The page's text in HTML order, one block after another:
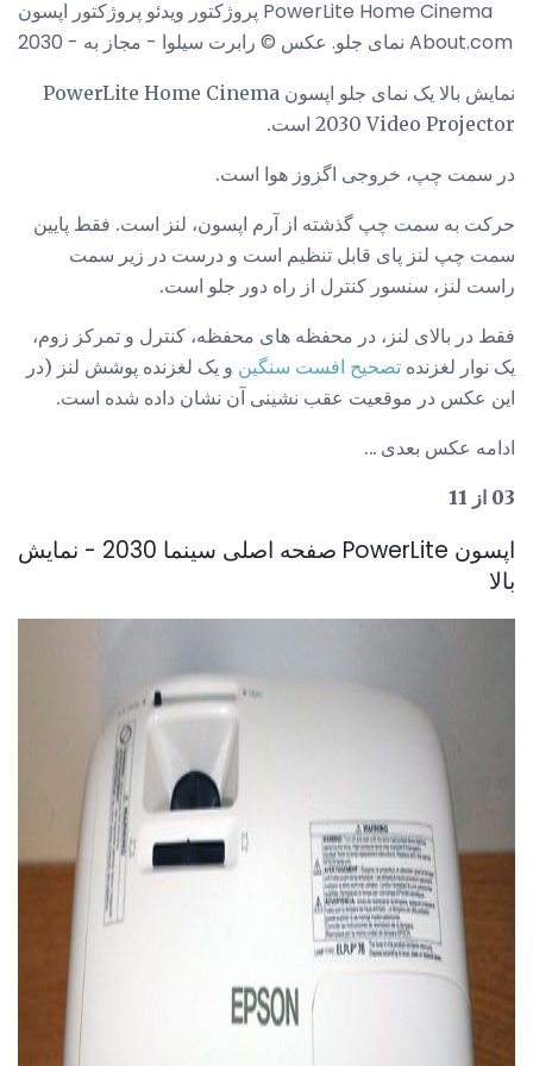
پروژکتور ویدئو پروژکتور اپسون PowerLite Home Cinema
2030 - نمای جلو. عکس © رابرت سیلوا - مجاز به About.com
نمایش بالا یک نمای جلو اپسون PowerLite Home Cinema
2030 Video Projector است.
در سمت چپ، خروجی اگزوز هوا است.
حرکت به سمت چپ گذشته از آرم اپسون، لنز است. فقط پایین
سمت چپ لنز پای قابل تنظیم است و درست در زیر سمت
راست لنز، سنسور کنترل از راه دور جلو است.
فقط در بالای لنز، در محفظه های محفظه، کنترل و تمرکز زوم،
یک نوار لغزنده تصحیح افست سنگین و یک لغزنده پوشش لنز (در
این عکس در موقعیت عقب نشینی آن نشان داده شده است.
ادامه عکس بعدی ...
03 از 11
اپسون PowerLite صفحه اصلی سینما 2030 - نمایش
بالا